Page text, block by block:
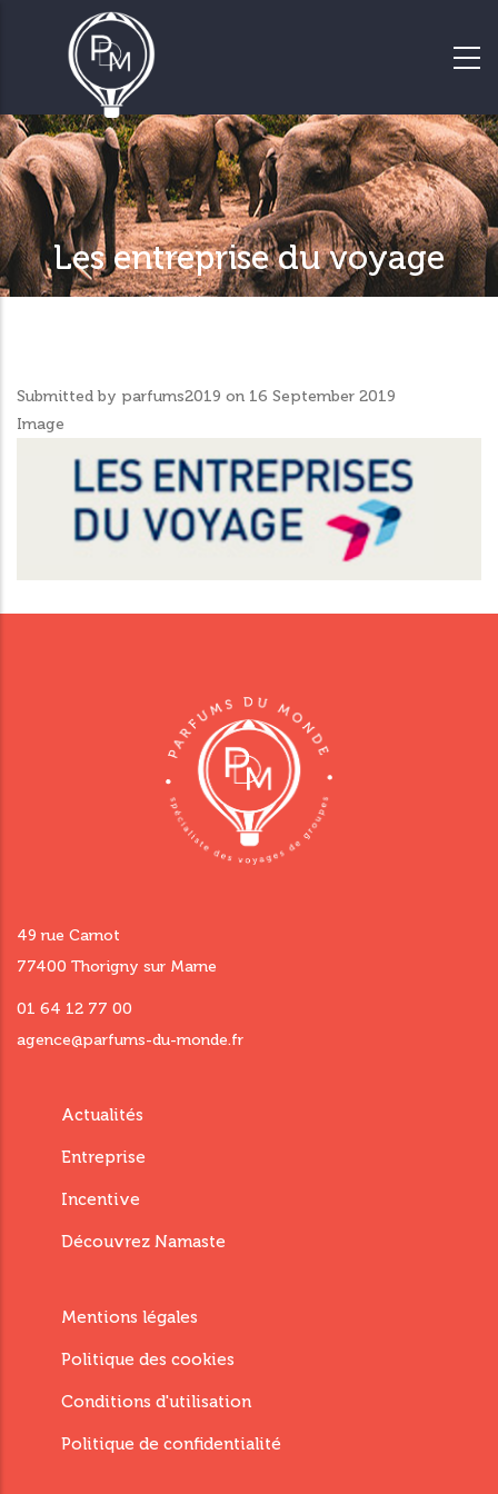
Les entreprise du voyage
groupes
Submitted by parfums2019 on 16 September 2019
Image
49 rue Carnot
77400 Thorigny sur Marne
01 64 12 77 00
agence@parfums-du-monde.fr
Menu
third
Actualités
Entreprise
Incentive
Découvrez Namaste
Menu
Fourth
Mentions légales
Politique des cookies
Conditions d'utilisation
Politique de confidentialité